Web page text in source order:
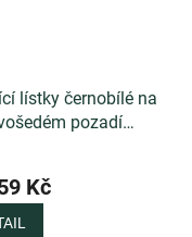
lístky černobílé na
pozadí
béžovošedém
Kč